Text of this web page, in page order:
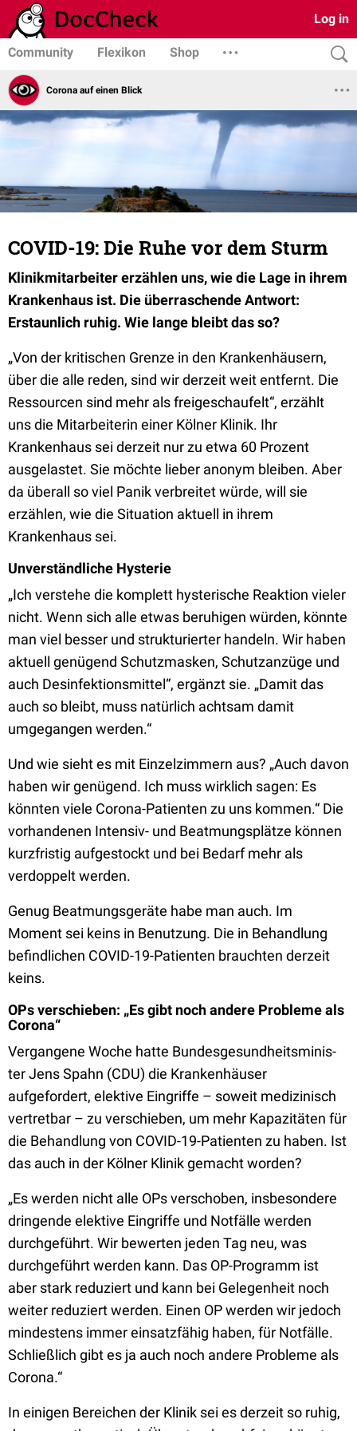
Log in
Community Flexikon Shop
Corona auf einen Blick
COVID-19: Die Ruhe vor dem Sturm
Klinikmitarbeiter erzählen uns, wie die Lage in ihrem
Krankenhaus ist. Die überraschende Antwort:
Erstaunlich ruhig. Wie lange bleibt das so?
„Von der kritischen Grenze in den Krankenhäusern,
über die alle reden, sind wir derzeit weit entfernt. Die
Ressourcen sind mehr als freigeschaufelt“, erzählt
uns die Mitarbeiterin einer Kölner Klinik. Ihr
Krankenhaus sei derzeit nur zu etwa 60 Prozent
ausgelastet. Sie möchte lieber anonym bleiben. Aber
da überall so viel Panik verbreitet würde, will sie
erzählen, wie die Situation aktuell in ihrem
Krankenhaus sei.
Unverständliche Hysterie
„Ich verstehe die komplett hysterische Reaktion vieler
nicht. Wenn sich alle etwas beruhigen würden, könnte
man viel besser und strukturierter handeln. Wir haben
aktuell genügend Schutzmasken, Schutzanzüge und
auch Desinfektionsmittel“, ergänzt sie. „Damit das
auch so bleibt, muss natürlich achtsam damit
umgegangen werden.“
Und wie sieht es mit Einzelzimmern aus? „Auch davon
haben wir genügend. Ich muss wirklich sagen: Es
könnten viele Corona-Patienten zu uns kommen.“ Die
vorhandenen Intensiv- und Beatmungsplätze können
kurzfristig aufgestockt und bei Bedarf mehr als
verdoppelt werden.
Genug Beatmungsgeräte habe man auch. Im
Moment sei keins in Benutzung. Die in Behandlung
befindlichen COVID-19-Patienten brauchten derzeit
keins.
OPs verschieben: „Es gibt noch andere Probleme als
Corona“
Vergangene Woche hatte Bun­des­ge­sund­heits­mi­nis­
ter Jens Spahn (CDU) die Krankenhäuser
aufgefordert, elektive Eingriffe – soweit medizinisch
vertretbar – zu verschieben, um mehr Kapazitäten für
die Behandlung von COVID-19-Patienten zu haben. Ist
das auch in der Kölner Klinik gemacht worden?
„Es werden nicht alle OPs verschoben, insbesondere
dringende elektive Eingriffe und Notfälle werden
durchgeführt. Wir bewerten jeden Tag neu, was
durchgeführt werden kann. Das OP-Programm ist
aber stark reduziert und kann bei Gelegenheit noch
weiter reduziert werden. Einen OP werden wir jedoch
mindestens immer einsatzfähig haben, für Notfälle.
Schließlich gibt es ja auch noch andere Probleme als
Corona.“
In einigen Bereichen der Klinik sei es derzeit so ruhig,